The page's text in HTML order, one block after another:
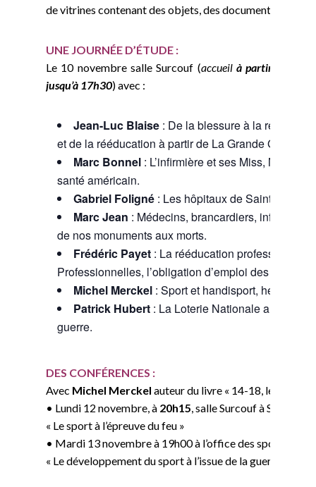
de vitrines contenant des objets, des documents…
UNE JOURNÉE D’ÉTUDE :
Le 10 novembre salle Surcouf (accueilà partir de
jusqu’à 17h30) avec :
Jean-Luc Blaise: De la blessure à la
et de la rééducation à partir de La Grande Guerre.
Marc Bonnel: L’infirmière et ses Miss, Mme de
santé américain.
Gabriel Foligné: Les hôpitaux de Saint-Malo
Marc Jean : Médecins, brancardiers,
de nos monuments aux morts.
Frédéric Payet: La rééducation
Professionnelles, l’obligation d’emploi des mutilés
Michel Merckel: Sport et handisport, héritage
Patrick Hubert: La Loterie Nationale au
guerre.
DES CONFÉRENCES :
Avec Michel Merckel auteur du livre « 14-18, le sport
• Lundi 12 novembre, à 20h15 , salle Surcouf à Saint-
« Le sport à l’épreuve du feu »
• Mardi 13 novembre à 19h00 à l’office des sports de
« Le développement du sport à l’issue de la guerre 14-18